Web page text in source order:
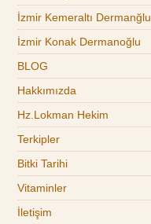
İzmir Kemeraltı Dermanğlu
İzmir Konak Dermanoğlu
BLOG
Hakkımızda
Hz.Lokman Hekim
Terkipler
Bitki Tarihi
Vitaminler
İletişim